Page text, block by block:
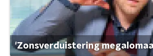
'Zonsverduistering